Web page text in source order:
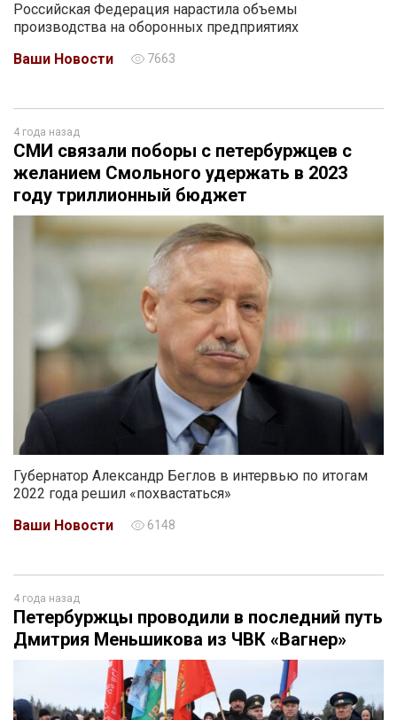
Российская Федерация нарастила объемы
производства на оборонных предприятиях
Ваши Новости
7663
4 года назад
СМИ связали поборы с петербуржцев с
желанием Смольного удержать в 2023
году триллионный бюджет
Губернатор Александр Беглов в интервью по итогам
2022 года решил «похвастаться»
Ваши Новости
6148
4 года назад
Петербуржцы проводили в последний путь
Дмитрия Меньшикова из ЧВК «Вагнер»